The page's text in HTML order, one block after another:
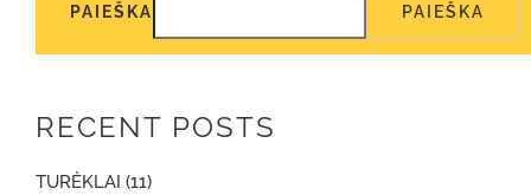
PAIEŠKA PAIEŠKA
RECENT POSTS
TURĖKLAI (11)